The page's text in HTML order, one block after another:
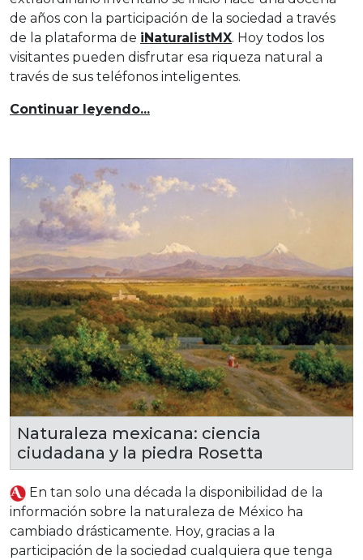
de años con la participación de la sociedad a través
de la plataforma de iNaturalistMX. Hoy todos los
visitantes pueden disfrutar esa riqueza natural a
través de sus teléfonos inteligentes.
Continuar leyendo...
Naturaleza mexicana: ciencia
ciudadana y la piedra Rosetta
En tan solo una década la disponibilidad de la
información sobre la naturaleza de México ha
cambiado drásticamente. Hoy, gracias a la
participación de la sociedad cualquiera que tenga